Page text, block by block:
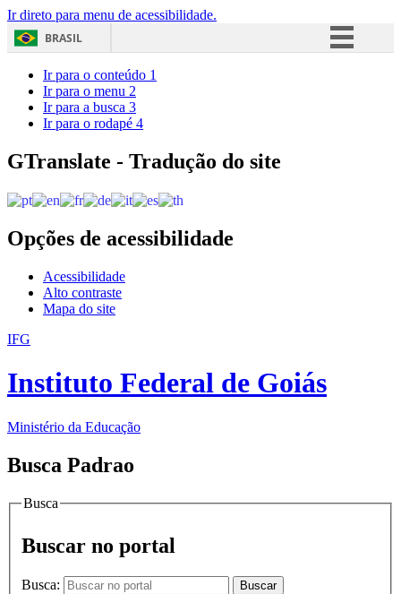
Ir direto para menu de acessibilidade.
BRASIL
Acesso à informação
Ir para o conteúdo 1
Ir para o menu 2
Ir para a busca 3
Ir para o rodapé 4
GTranslate - Tradução do site
Opções de acessibilidade
Acessibilidade
Alto contraste
Mapa do site
IFG
Instituto Federal de Goiás
Ministério da Educação
Busca Padrao
Busca
Buscar no portal
Busca: Buscar